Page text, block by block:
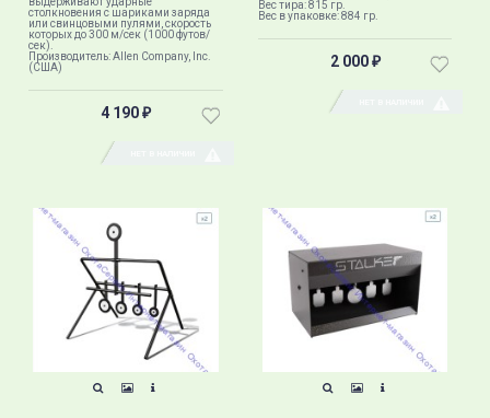
столкновения с шариками заряда
или свинцовыми пулями, скорость
которых до 300 м/сек (1000 футов/
сек).
Производитель: Allen Company, Inc.
(США)
4 190 ₽
Вес тира: 815 гр.
Вес в упаковке: 884 гр.
2 000 ₽